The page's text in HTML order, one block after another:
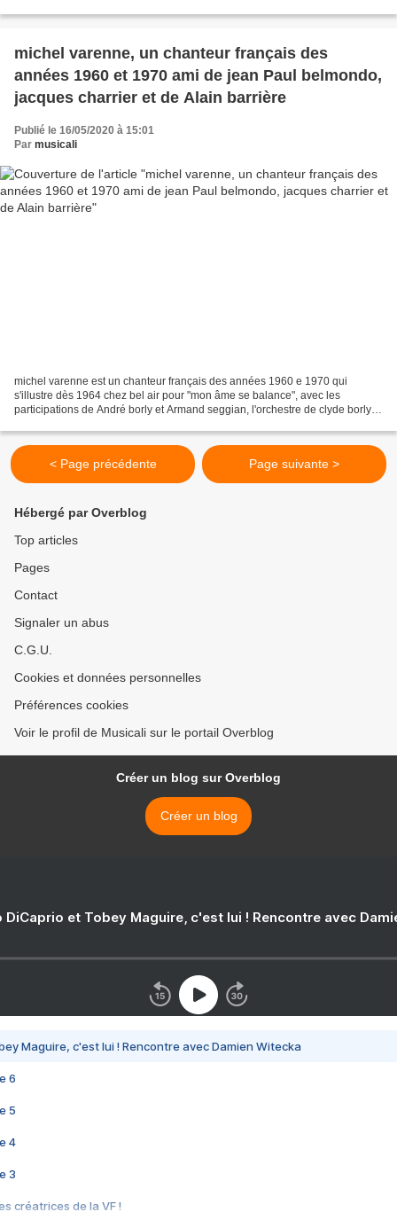
michel varenne, un chanteur français des
années 1960 et 1970 ami de jean Paul belmondo,
jacques charrier et de Alain barrière
Publié le 16/05/2020 à 15:01
Par musicali
michel varenne est un chanteur français des années 1960 e 1970 qui
s'illustre dès 1964 chez bel air pour "mon âme se balance", avec les
participations de André borly et Armand seggian, l'orchestre de clyde borly et
< Page précédente Page suivante >
Hébergé par Overblog
Top articles
Pages
Contact
Signaler un abus
C.G.U.
Cookies et données personnelles
Préférences cookies
Voir le profil de Musicali sur le portail Overblog
Créer un blog sur Overblog
Créer un blog
DiCaprio et Tobey Maguire, c'est lui ! Rencontre avec
Maguire, c'est lui ! Rencontre avec Damien Witecka
6
5
4
3
créatrices de la VF !